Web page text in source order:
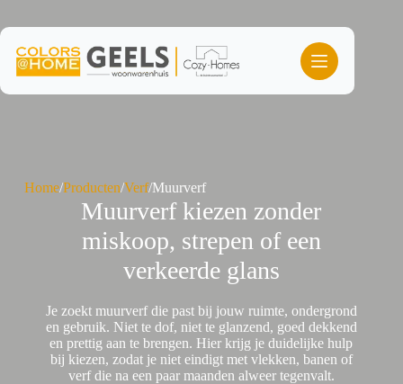
de
inhoud
Home/Producten/Verf/Muurverf
Muurverf kiezen zonder
miskoop, strepen of een
verkeerde glans
Je zoekt muurverf die past bij jouw ruimte, ondergrond
en gebruik. Niet te dof, niet te glanzend, goed dekkend
en prettig aan te brengen. Hier krijg je duidelijke hulp
bij kiezen, zodat je niet eindigt met vlekken, banen of
verf die na een paar maanden alweer tegenvalt.